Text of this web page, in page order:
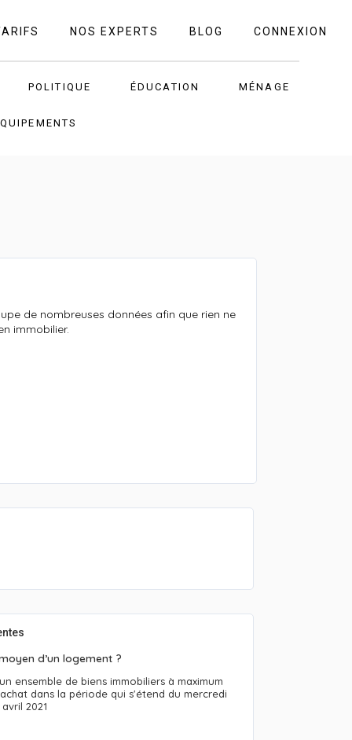
NOS EXPERTS BLOG CONNEXION
POLITIQUE ÉDUCATION MÉNAGE
de nombreuses données afin que rien ne
immobilier.
d’un logement ?
ensemble de biens immobiliers à maximum
dans la période qui s'étend du mercredi
2021